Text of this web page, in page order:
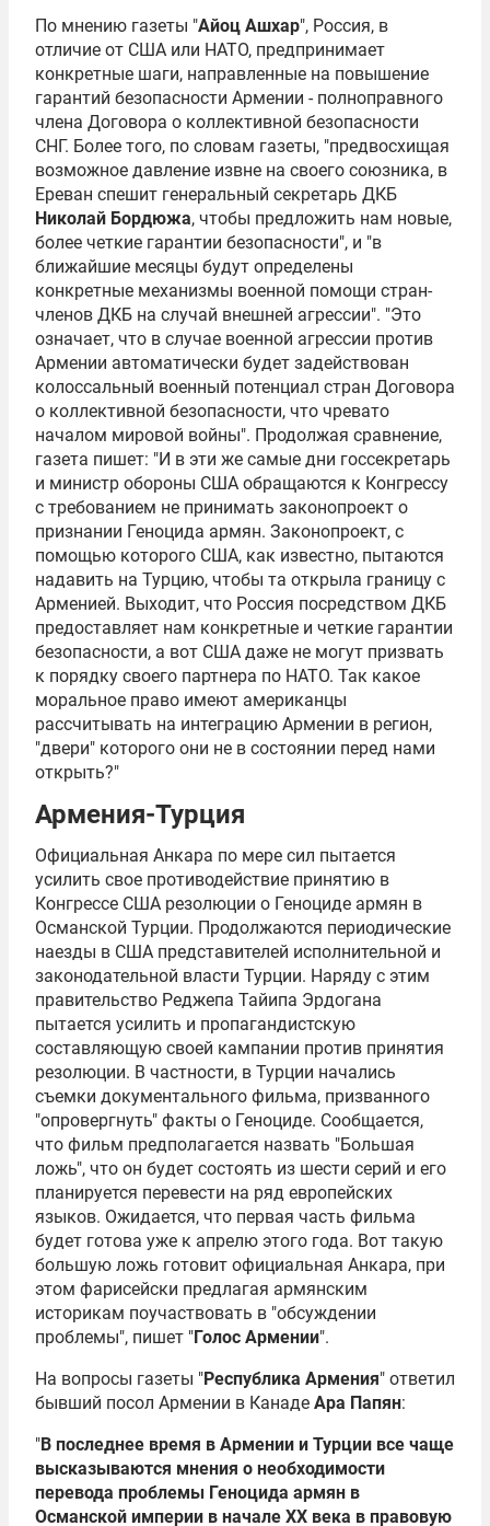
По мнению газеты "Айоц Ашхар", Россия, в
отличие от США или НАТО, предпринимает
конкретные шаги, направленные на повышение
гарантий безопасности Армении - полноправного
члена Договора о коллективной безопасности
СНГ. Более того, по словам газеты, "предвосхищая
возможное давление извне на своего союзника, в
Ереван спешит генеральный секретарь ДКБ
Николай Бордюжа, чтобы предложить нам новые,
более четкие гарантии безопасности", и "в
ближайшие месяцы будут определены
конкретные механизмы военной помощи стран-
членов ДКБ на случай внешней агрессии". "Это
означает, что в случае военной агрессии против
Армении автоматически будет задействован
колоссальный военный потенциал стран Договора
о коллективной безопасности, что чревато
началом мировой войны". Продолжая сравнение,
газета пишет: "И в эти же самые дни госсекретарь
и министр обороны США обращаются к Конгрессу
с требованием не принимать законопроект о
признании Геноцида армян. Законопроект, с
помощью которого США, как известно, пытаются
надавить на Турцию, чтобы та открыла границу с
Арменией. Выходит, что Россия посредством ДКБ
предоставляет нам конкретные и четкие гарантии
безопасности, а вот США даже не могут призвать
к порядку своего партнера по НАТО. Так какое
моральное право имеют американцы
рассчитывать на интеграцию Армении в регион,
"двери" которого они не в состоянии перед нами
открыть?"
Армения-Турция
Официальная Анкара по мере сил пытается
усилить свое противодействие принятию в
Конгрессе США резолюции о Геноциде армян в
Османской Турции. Продолжаются периодические
наезды в США представителей исполнительной и
законодательной власти Турции. Наряду с этим
правительство Реджепа Тайипа Эрдогана
пытается усилить и пропагандистскую
составляющую своей кампании против принятия
резолюции. В частности, в Турции начались
съемки документального фильма, призванного
"опровергнуть" факты о Геноциде. Сообщается,
что фильм предполагается назвать "Большая
ложь", что он будет состоять из шести серий и его
планируется перевести на ряд европейских
языков. Ожидается, что первая часть фильма
будет готова уже к апрелю этого года. Вот такую
большую ложь готовит официальная Анкара, при
этом фарисейски предлагая армянским
историкам поучаствовать в "обсуждении
проблемы", пишет "Голос Армении".
На вопросы газеты "Республика Армения" ответил
бывший посол Армении в Канаде Ара Папян:
"В последнее время в Армении и Турции все чаще
высказываются мнения о необходимости
перевода проблемы Геноцида армян в
Османской империи в начале ХХ века в правовую